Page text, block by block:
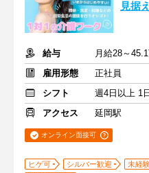
見据
給与
雇用形態
正社員
シフト
週4日以上 1
アクセス
延岡駅
オンライン面接可
ヒゲ可 シルバー歓迎 未経